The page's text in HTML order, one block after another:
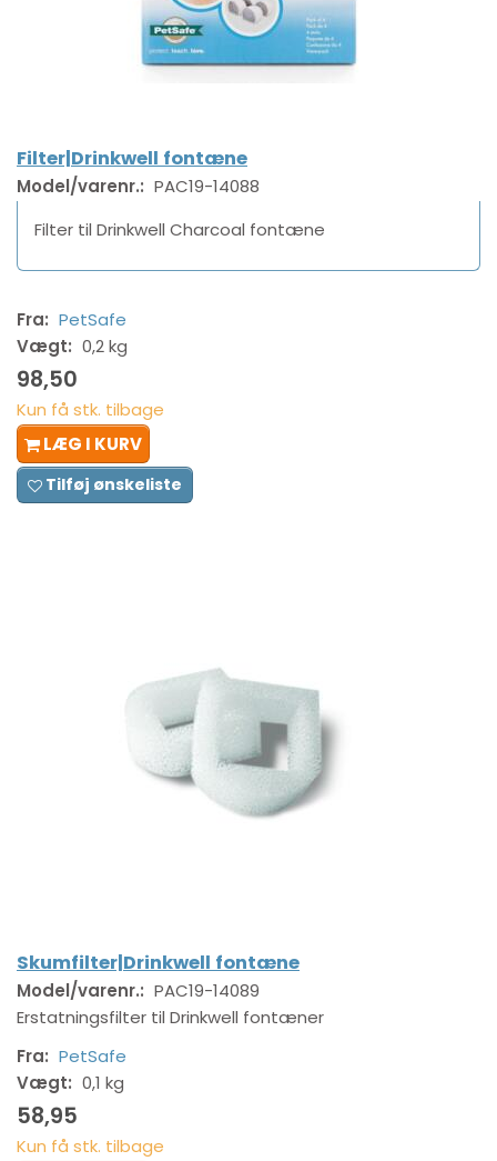
Filter|Drinkwell fontæne
Model/varenr.: PAC19-14088
Filter til Drinkwell Charcoal fontæne
Fra: PetSafe
Vægt: 0,2 kg
98,50
Kun få stk. tilbage
LÆG I KURV
Tilføj ønskeliste
Skumfilter|Drinkwell fontæne
Model/varenr.: PAC19-14089
Erstatningsfilter til Drinkwell fontæner
Fra: PetSafe
Vægt: 0,1 kg
58,95
Kun få stk. tilbage